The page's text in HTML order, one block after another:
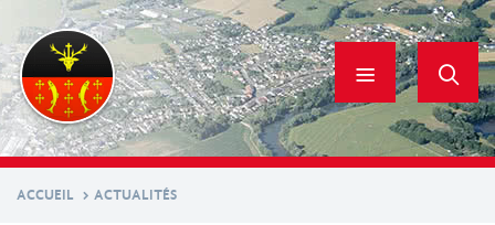
contenu
principal
ACCUEIL ACTUALITÉS